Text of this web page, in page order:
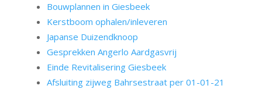
Bouwplannen in Giesbeek
Kerstboom ophalen/inleveren
Japanse Duizendknoop
Gesprekken Angerlo Aardgasvrij
Einde Revitalisering Giesbeek
Afsluiting zijweg Bahrsestraat per 01-01-21